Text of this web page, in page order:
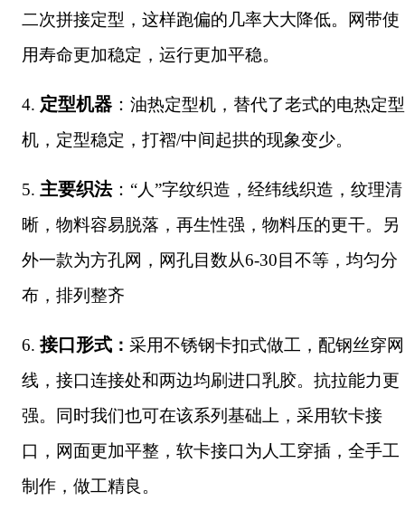
二次拼接定型，这样跑偏的几率大大降低。网带使
用寿命更加稳定，运行更加平稳。
4. 定型机器 ： 油热定型机，替代了老式的电热定型
机，定型稳定，打褶/中间起拱的现象变少。
5. 主要织法： “人”字纹织造，经纬线织造，纹理清
晰，物料容易脱落，再生性强，物料压的更干。另
外一款为方孔网，网孔目数从6-30目不等，均匀分
布，排列整齐
6. 接口形式 ： 采用不锈钢卡扣式做工，配钢丝穿网
线，接口连接处和两边均刷进口乳胶。抗拉能力更
强。同时我们也可在该系列基础上，采用软卡接
口，网面更加平整，软卡接口为人工穿插，全手工
制作，做工精良。